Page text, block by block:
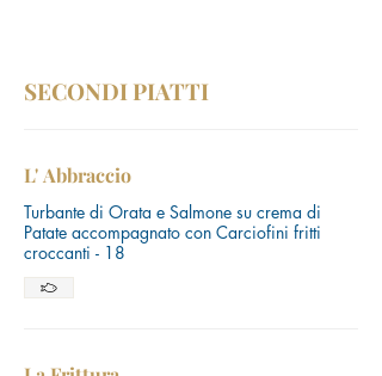
SECONDI PIATTI
L' Abbraccio
Turbante di Orata e Salmone su crema di
Patate accompagnato con Carciofini fritti
croccanti - 18